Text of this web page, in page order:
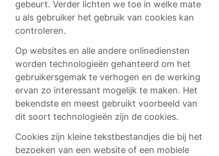
gebeurt. Verder lichten we toe in welke mate
u als gebruiker het gebruik van cookies kan
controleren.
Op websites en alle andere onlinediensten
worden technologieën gehanteerd om het
gebruikersgemak te verhogen en de werking
ervan zo interessant mogelijk te maken. Het
bekendste en meest gebruikt voorbeeld van
dit soort technologieën zijn de cookies.
Cookies zijn kleine tekstbestandjes die bij het
bezoeken van een website of een mobiele